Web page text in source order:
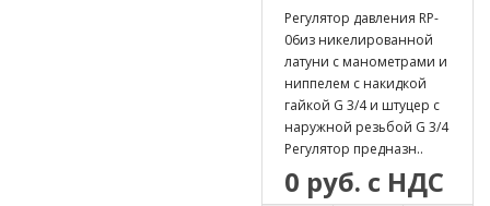
Регулятор давления RP-
06из никелированной
латуни с манометрами и
ниппелем с накидкой
гайкой G 3/4 и штуцер с
наружной резьбой G 3/4
Регулятор предназн..
0 руб. с НДС